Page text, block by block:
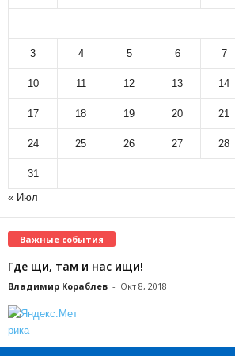
3 4 5 6 7
10 11 12 13 14
17 18 19 20 21
24 25 26 27 28
31
« Июл
Важные события
Где щи, там и нас ищи!
Владимир Кораблев - Окт 8, 2018